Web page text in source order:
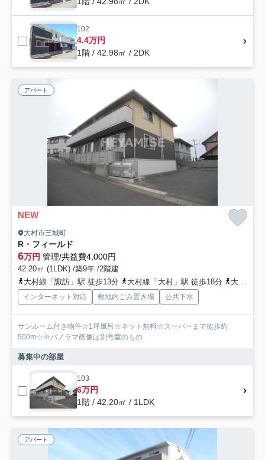
102
4.4万円
1階 / 42.98㎡ / 2DK
アパート
NEW
大村市三城町
R・フィールド
6万円 管理/共益費4,000円
42.20㎡ (1LDK) /築9年 /2階建
大村線「諏訪」駅 徒歩13分
大村線「大村」駅 徒歩18分 大村線「新大村」駅 徒歩32分
インターネット対応 敷地内ごみ置き場 公共下水
サンルーム付き物件☆1坪風呂☆ネット無料☆スーパーまで徒歩約
500m☆※パノラマ画像は別号室のもの
募集中の部屋
103
6万円
1階 / 42.20㎡ / 1LDK
アパート